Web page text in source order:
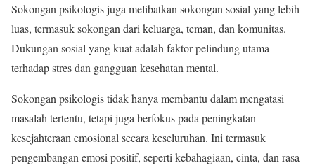
Sokongan psikologis juga melibatkan sokongan sosial yang lebih
luas, termasuk sokongan dari keluarga, teman, dan komunitas.
Dukungan sosial yang kuat adalah faktor pelindung utama
terhadap stres dan gangguan kesehatan mental.
Sokongan psikologis tidak hanya membantu dalam mengatasi
masalah tertentu, tetapi juga berfokus pada peningkatan
kesejahteraan emosional secara keseluruhan. Ini termasuk
pengembangan emosi positif, seperti kebahagiaan, cinta, dan rasa